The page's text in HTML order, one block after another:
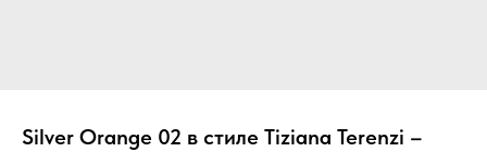
Silver Orange 02 в стиле Tiziana Terenzi –